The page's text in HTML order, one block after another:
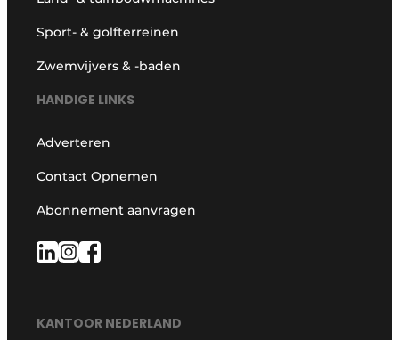
Sport- & golfterreinen
Zwemvijvers & -baden
HANDIGE LINKS
Adverteren
Contact Opnemen
Abonnement aanvragen
KANTOOR NEDERLAND